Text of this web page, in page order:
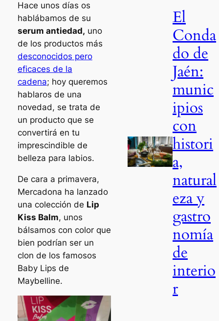
Hace unos días os
hablábamos de su
serum antiedad, uno
de los productos más
desconocidos pero
eficaces de la
cadena; hoy queremos
hablaros de una
novedad, se trata de
un producto que se
convertirá en tu
imprescindible de
belleza para labios.
De cara a primavera,
Mercadona ha lanzado
una colección de Lip
Kiss Balm, unos
bálsamos con color que
bien podrían ser un
clon de los famosos
Baby Lips de
Maybelline.
El
Conda
do de
Jaén:
munic
ipios
con
histori
a,
natural
eza y
gastro
nomía
de
interio
r